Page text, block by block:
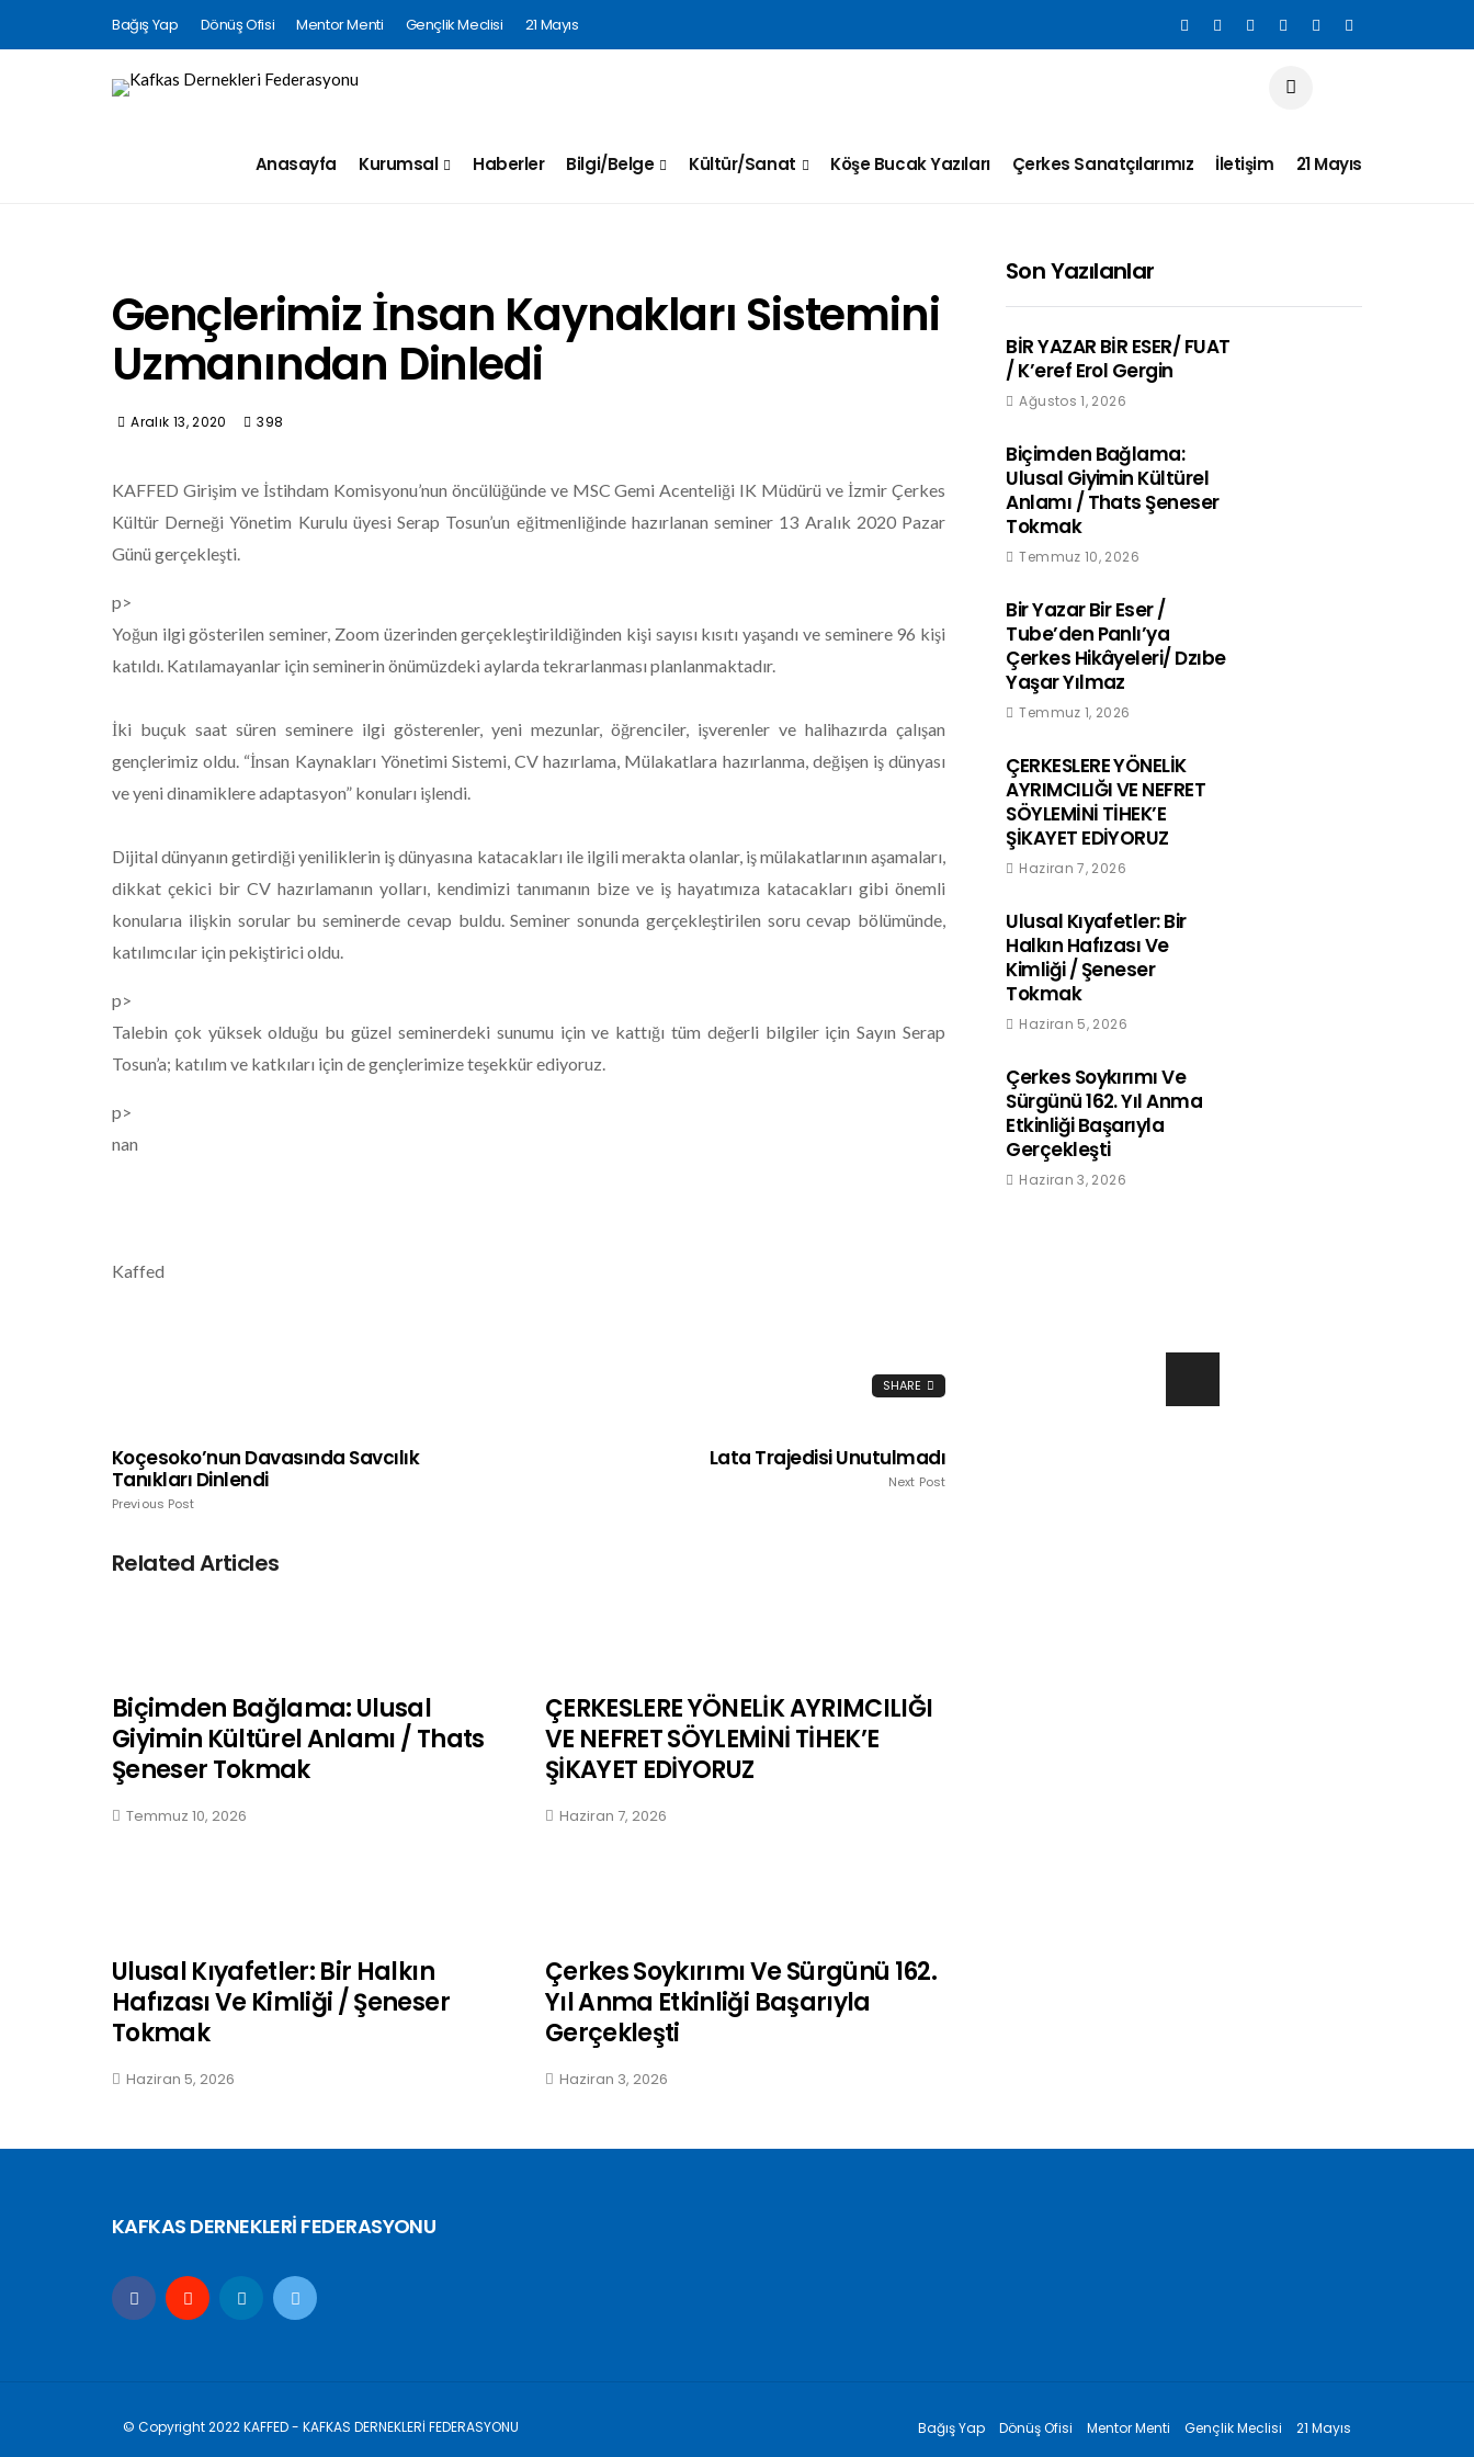
Bağış Yap Dönüş Ofisi Mentor Menti Gençlik Meclisi 21 Mayıs
Anasayfa Kurumsal Haberler Bilgi/Belge Kültür/Sanat Köşe Bucak Yazıları Çerkes Sanatçılarımız İletişim 21 Mayıs
Gençlerimiz İnsan Kaynakları Sistemini
Uzmanından Dinledi
Aralık 13, 2020 398
KAFFED Girişim ve İstihdam Komisyonu’nun öncülüğünde ve MSC Gemi Acenteliği IK Müdürü ve İzmir Çerkes
Kültür Derneği Yönetim Kurulu üyesi Serap Tosun’un eğitmenliğinde hazırlanan seminer 13 Aralık 2020 Pazar
Günü gerçekleşti.
p>
Yoğun ilgi gösterilen seminer, Zoom üzerinden gerçekleştirildiğinden kişi sayısı kısıtı yaşandı ve seminere 96 kişi
katıldı. Katılamayanlar için seminerin önümüzdeki aylarda tekrarlanması planlanmaktadır.
İki buçuk saat süren seminere ilgi gösterenler, yeni mezunlar, öğrenciler, işverenler ve halihazırda çalışan
gençlerimiz oldu. “İnsan Kaynakları Yönetimi Sistemi, CV hazırlama, Mülakatlara hazırlanma, değişen iş dünyası
ve yeni dinamiklere adaptasyon” konuları işlendi.
Dijital dünyanın getirdiği yeniliklerin iş dünyasına katacakları ile ilgili merakta olanlar, iş mülakatlarının aşamaları,
dikkat çekici bir CV hazırlamanın yolları, kendimizi tanımanın bize ve iş hayatımıza katacakları gibi önemli
konularıa ilişkin sorular bu seminerde cevap buldu. Seminer sonunda gerçekleştirilen soru cevap bölümünde,
katılımcılar için pekiştirici oldu.
p>
Talebin çok yüksek olduğu bu güzel seminerdeki sunumu için ve kattığı tüm değerli bilgiler için Sayın Serap
Tosun’a; katılım ve katkıları için de gençlerimize teşekkür ediyoruz.
p>
nan
Kaffed
SHARE
Koçesoko’nun Davasında Savcılık
Tanıkları Dinlendi
Previous Post
Lata Trajedisi Unutulmadı
Next Post
Related Articles
Biçimden Bağlama: Ulusal
Giyimin Kültürel Anlamı / Thats
Şeneser Tokmak
Temmuz 10, 2026
ÇERKESLERE YÖNELİK AYRIMCILIĞI
VE NEFRET SÖYLEMİNİ TİHEK’E
ŞİKAYET EDİYORUZ
Haziran 7, 2026
Ulusal Kıyafetler: Bir Halkın
Hafızası Ve Kimliği / Şeneser
Tokmak
Haziran 5, 2026
Çerkes Soykırımı Ve Sürgünü 162.
Yıl Anma Etkinliği Başarıyla
Gerçekleşti
Haziran 3, 2026
Son Yazılanlar
BİR YAZAR BİR ESER/ FUAT
/ K’eref Erol Gergin
Ağustos 1, 2026
Biçimden Bağlama:
Ulusal Giyimin Kültürel
Anlamı / Thats Şeneser
Tokmak
Temmuz 10, 2026
Bir Yazar Bir Eser /
Tube’den Panlı’ya
Çerkes Hikâyeleri/ Dzıbe
Yaşar Yılmaz
Temmuz 1, 2026
ÇERKESLERE YÖNELİK
AYRIMCILIĞI VE NEFRET
SÖYLEMİNİ TİHEK’E
ŞİKAYET EDİYORUZ
Haziran 7, 2026
Ulusal Kıyafetler: Bir
Halkın Hafızası Ve
Kimliği / Şeneser
Tokmak
Haziran 5, 2026
Çerkes Soykırımı Ve
Sürgünü 162. Yıl Anma
Etkinliği Başarıyla
Gerçekleşti
Haziran 3, 2026
KAFKAS DERNEKLERİ FEDERASYONU
© Copyright 2022 KAFFED - KAFKAS DERNEKLERİ FEDERASYONU Bağış Yap Dönüş Ofisi Mentor Menti Gençlik Meclisi 21 Mayıs